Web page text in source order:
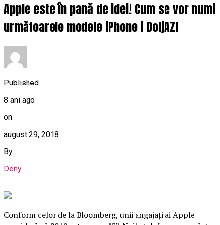
Apple este în pană de idei! Cum se vor numi
următoarele modele iPhone | DoljAZI
Published
8 ani ago
on
august 29, 2018
By
Deny
Conform celor de la Bloomberg, unii angajaţi ai Apple